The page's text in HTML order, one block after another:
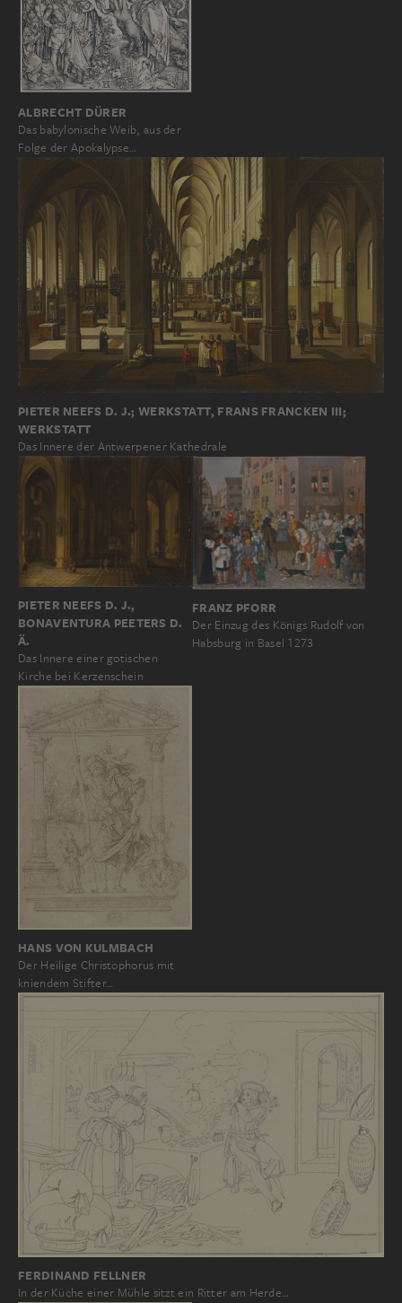
ALBRECHT DÜRER
Das babylonische Weib, aus der
Folge der Apokalypse…
PIETER NEEFS D. J.; WERKSTATT, FRANS FRANCKEN III;
WERKSTATT
Das Innere der Antwerpener Kathedrale
PIETER NEEFS D. J.,
BONAVENTURA PEETERS D.
Ä.
Das Innere einer gotischen
Kirche bei Kerzenschein
FRANZ PFORR
Der Einzug des Königs Rudolf von
Habsburg in Basel 1273
HANS VON KULMBACH
Der Heilige Christophorus mit
kniendem Stifter…
FERDINAND FELLNER
In der Küche einer Mühle sitzt ein Ritter am Herde…